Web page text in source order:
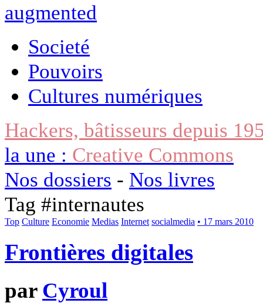
Societé
Pouvoirs
Cultures numériques
Hackers, bâtisseurs depuis
la une : Creative Commons
Nos dossiers - Nos livres
Tag #internautes
Top Culture Economie Medias Internet socialmedia • 17 mars 2010
Frontières digitales
par Cyroul